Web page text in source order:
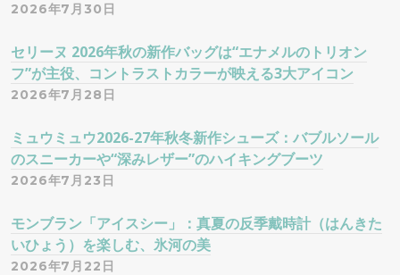
2026年7月30日
セリーヌ 2026年秋の新作バッグは“エナメルのトリオン
フ”が主役、コントラストカラーが映える3大アイコン
2026年7月28日
ミュウミュウ2026-27年秋冬新作シューズ：バブルソール
のスニーカーや“深みレザー”のハイキングブーツ
2026年7月23日
モンブラン「アイスシー」：真夏の反季戴時計（はんきた
いひょう）を楽しむ、氷河の美
2026年7月22日